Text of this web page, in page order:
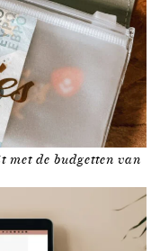
met de budgetten van